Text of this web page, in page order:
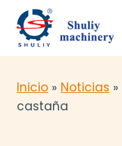
Saltar
contenido
Inicio » Noticias »
castaña